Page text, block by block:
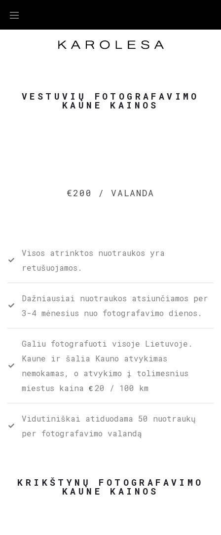
VESTUVIŲ FOTOGRAFAVIMO
KAUNE KAINOS
€200 / VALANDA
Visos atrinktos nuotraukos yra
retušuojamos.
Dažniausiai nuotraukos atsiunčiamos per
3-4 mėnesius nuo fotografavimo dienos.
Galiu fotografuoti visoje Lietuvoje.
Kaune ir šalia Kauno atvykimas
nemokamas, o atvykimo į tolimesnius
miestus kaina
€ 20 / 100 km
Vidutiniškai atiduodama 50 nuotraukų
per fotografavimo valandą
KRIKŠTYNŲ FOTOGRAFAVIMO
KAUNE KAINOS